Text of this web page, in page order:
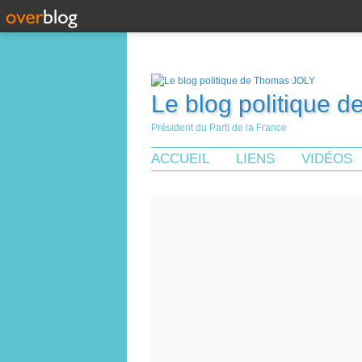
Le blog politique
Président du Parti de la France
ACCUEIL LIENS VIDÉOS